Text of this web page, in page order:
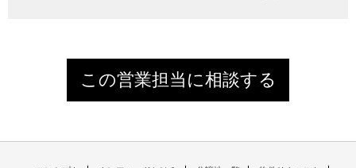
この営業担当に相談する